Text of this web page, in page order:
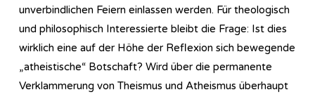
unverbindlichen Feiern einlassen werden. Für theologisch
und philosophisch Interessierte bleibt die Frage: Ist dies
wirklich eine auf der Höhe der Reflexion sich bewegende
„atheistische“ Botschaft? Wird über die permanente
Verklammerung von Theismus und Atheismus überhaupt